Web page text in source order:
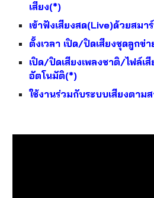
เสียง(*)
เข้าฟังเสียงสด(Live)ด้วยสม
ตั้งเวลา เปิด/ปิดเสียงชุดลูกข่
เปิด/ปิดเสียงเพลงชาติ/ไฟล์เ
อัตโนมัติ(*)
ใช้งานร่วมกับระบบเสียงตาม